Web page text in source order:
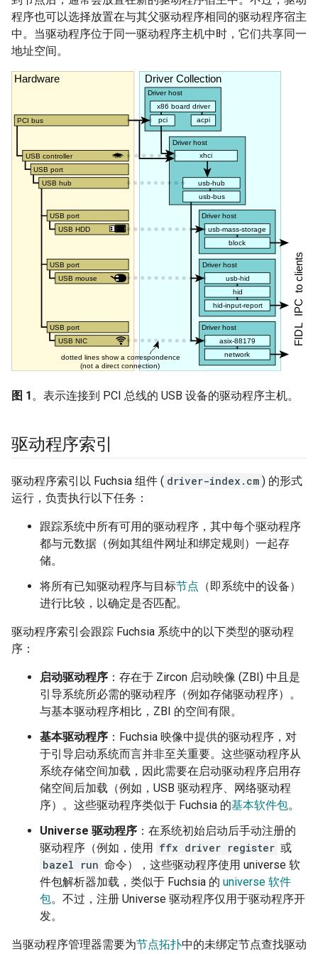
程序也可以选择放置在与其父驱动程序相同的驱动程序宿主
中。当驱动程序位于同一驱动程序主机中时，它们共享同一
地址空间。
图 1 。表示连接到 PCI 总线的 USB 设备的驱动程序主机。
驱动程序索引
驱动程序索引以 Fuchsia 组件 ( driver-index.cm ) 的形式
运行，负责执行以下任务：
跟踪系统中所有可用的驱动程序，其中每个驱动程序
都与元数据（例如其组件网址和绑定规则）一起存
储。
将所有已知驱动程序与目标节点 （即系统中的设备）
进行比较，以确定是否匹配。
驱动程序索引会跟踪 Fuchsia 系统中的以下类型的驱动程
序：
启动驱动程序 ：存在于 Zircon 启动映像 (ZBI) 中且是
引导系统所必需的驱动程序（例如存储驱动程序）。
与基本驱动程序相比，ZBI 的空间有限。
基本驱动程序 ：Fuchsia 映像中提供的驱动程序，对
于引导启动系统而言并非至关重要。这些驱动程序从
系统存储空间加载，因此需要在启动驱动程序启用存
储空间后加载（例如，USB 驱动程序、网络驱动程
序）。这些驱动程序类似于 Fuchsia 的基本软件包。
Universe 驱动程序 ：在系统初始启动后手动注册的
驱动程序（例如，使用
ffx driver register 或
bazel run 命令），这些驱动程序使用 universe 软
件包解析器加载，类似于 Fuchsia 的 universe 软件
包。不过，注册 Universe 驱动程序仅用于驱动程序开
发。
当驱动程序管理器需要为节点拓扑中的未绑定节点查找驱动